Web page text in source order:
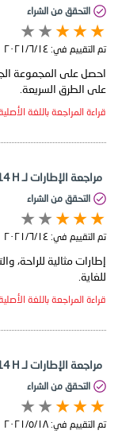
التحقق من الشراء
تم التقييم في: ١٤‏/٦‏/٢٠٢١
احصل على المجموعة
على الطرق السريعة.
قراءة المراجعة باللغة
مراجعة الإطارات لـ Dunlop SP SPORT LM705 185/65 R14 H
التحقق من الشراء
تم التقييم في: ١٤‏/٦‏/٢٠٢١
إطارات مثالية للراحة،
للغاية.
قراءة المراجعة باللغة
مراجعة الإطارات لـ Dunlop SP SPORT LM705 185/65 R14 H
التحقق من الشراء
تم التقييم في: ١٨‏/٥‏/٢٠٢١